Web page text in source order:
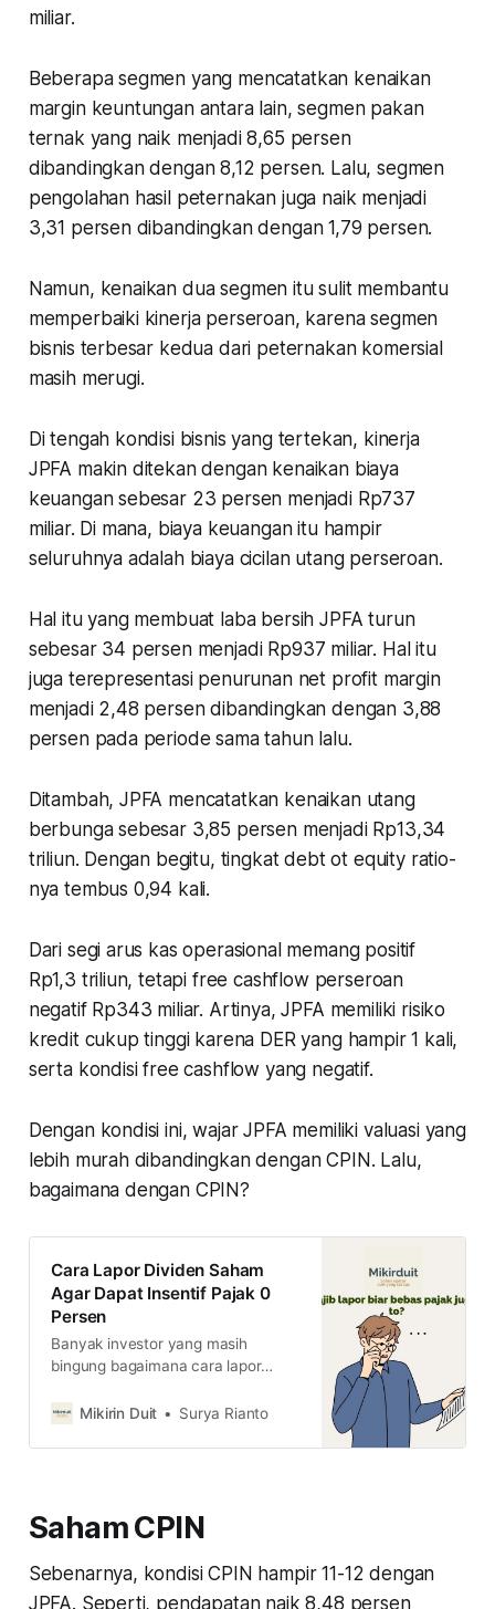
miliar.
Beberapa segmen yang mencatatkan kenaikan
margin keuntungan antara lain, segmen pakan
ternak yang naik menjadi 8,65 persen
dibandingkan dengan 8,12 persen. Lalu, segmen
pengolahan hasil peternakan juga naik menjadi
3,31 persen dibandingkan dengan 1,79 persen.
Namun, kenaikan dua segmen itu sulit membantu
memperbaiki kinerja perseroan, karena segmen
bisnis terbesar kedua dari peternakan komersial
masih merugi.
Di tengah kondisi bisnis yang tertekan, kinerja
JPFA makin ditekan dengan kenaikan biaya
keuangan sebesar 23 persen menjadi Rp737
miliar. Di mana, biaya keuangan itu hampir
seluruhnya adalah biaya cicilan utang perseroan.
Hal itu yang membuat laba bersih JPFA turun
sebesar 34 persen menjadi Rp937 miliar. Hal itu
juga terepresentasi penurunan net profit margin
menjadi 2,48 persen dibandingkan dengan 3,88
persen pada periode sama tahun lalu.
Ditambah, JPFA mencatatkan kenaikan utang
berbunga sebesar 3,85 persen menjadi Rp13,34
triliun. Dengan begitu, tingkat debt ot equity ratio-
nya tembus 0,94 kali.
Dari segi arus kas operasional memang positif
Rp1,3 triliun, tetapi free cashflow perseroan
negatif Rp343 miliar. Artinya, JPFA memiliki risiko
kredit cukup tinggi karena DER yang hampir 1 kali,
serta kondisi free cashflow yang negatif.
Dengan kondisi ini, wajar JPFA memiliki valuasi yang
lebih murah dibandingkan dengan CPIN. Lalu,
bagaimana dengan CPIN?
Cara Lapor Dividen Saham
Agar Dapat Insentif Pajak 0
Persen
Banyak investor yang masih
bingung bagaimana cara lapor
insentif pajak 0 persen. Simak
Mikirin Duit Surya Rianto
Saham CPIN
Sebenarnya, kondisi CPIN hampir 11-12 dengan
JPFA. Seperti, pendapatan naik 8,48 persen